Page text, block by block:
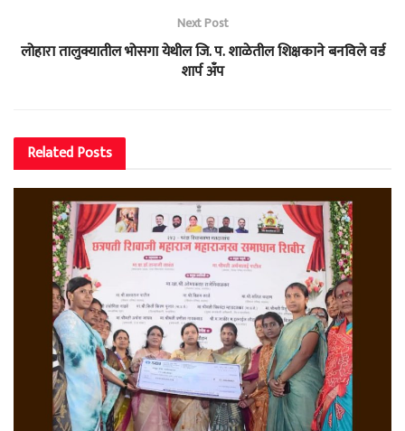
Next Post
लोहारा तालुक्यातील भोसगा येथील जि. प. शाळेतील शिक्षकाने बनविले वर्ड
शार्प अँप
RelatedPosts